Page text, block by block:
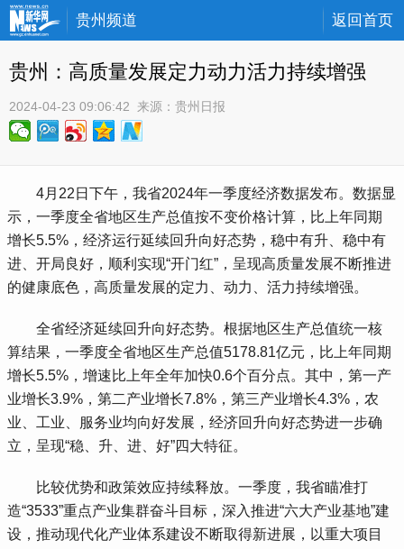
贵州频道 返回首页
贵州：高质量发展定力动力活力持续增强
2024-04-23 09:06:42 来源： 贵州日报
4月22日下午，我省2024年一季度经济数据发布。数据显
示，一季度全省地区生产总值按不变价格计算，比上年同期
增长5.5%，经济运行延续回升向好态势，稳中有升、稳中有
进、开局良好，顺利实现“开门红”，呈现高质量发展不断推进
的健康底色，高质量发展的定力、动力、活力持续增强。
全省经济延续回升向好态势。根据地区生产总值统一核
算结果，一季度全省地区生产总值5178.81亿元，比上年同期
增长5.5%，增速比上年全年加快0.6个百分点。其中，第一产
业增长3.9%，第二产业增长7.8%，第三产业增长4.3%，农
业、工业、服务业均向好发展，经济回升向好态势进一步确
立，呈现“稳、升、进、好”四大特征。
比较优势和政策效应持续释放。一季度，我省瞄准打
造“3533”重点产业集群奋斗目标，深入推进“六大产业基地”建
设，推动现代化产业体系建设不断取得新进展，以重大项目